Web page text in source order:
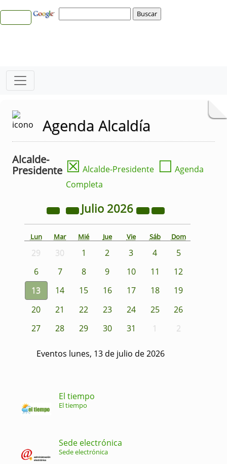
Agenda Alcaldía
Alcalde-
Presidente ☒ Alcalde-Presidente ☐ Agenda
Completa
Julio 2026
Lun Mar Mié Jue Vie Sáb Dom
29 30 1 2 3 4
5
6
7 8 9 10 11
12
13
14 15 16 17 18
19
20
21 22 23 24 25
26
27
28 29 30 31 1 2
Eventos lunes, 13 de julio de 2026
El tiempo
El tiempo
Sede electrónica
Sede electrónica